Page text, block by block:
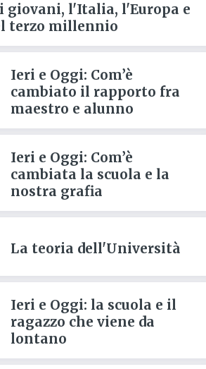
giovani, l'Italia, l'Europa e
terzo millennio
Ieri e Oggi: Com’è
cambiato il rapporto fra
maestro e alunno
Ieri e Oggi: Com’è
cambiata la scuola e la
nostra grafia
La teoria dell'Università
Ieri e Oggi: la scuola e il
ragazzo che viene da
lontano